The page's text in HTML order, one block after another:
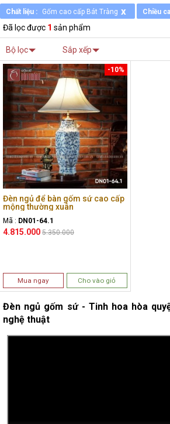
Chất liệu : Gốm cao cấp Bát Tràng x Chiều
Đã lọc được 1 sản phẩm
Bộ lọc Sắp xếp
Đèn ngủ để bàn gốm sứ cao cấp
mộng thường xuân
Mã : DN01-64.1
4.815.000
-10%
5.350.000
Mua ngay Cho vào giỏ
Đèn ngủ gốm sứ - Tinh hoa hòa
nghệ thuật